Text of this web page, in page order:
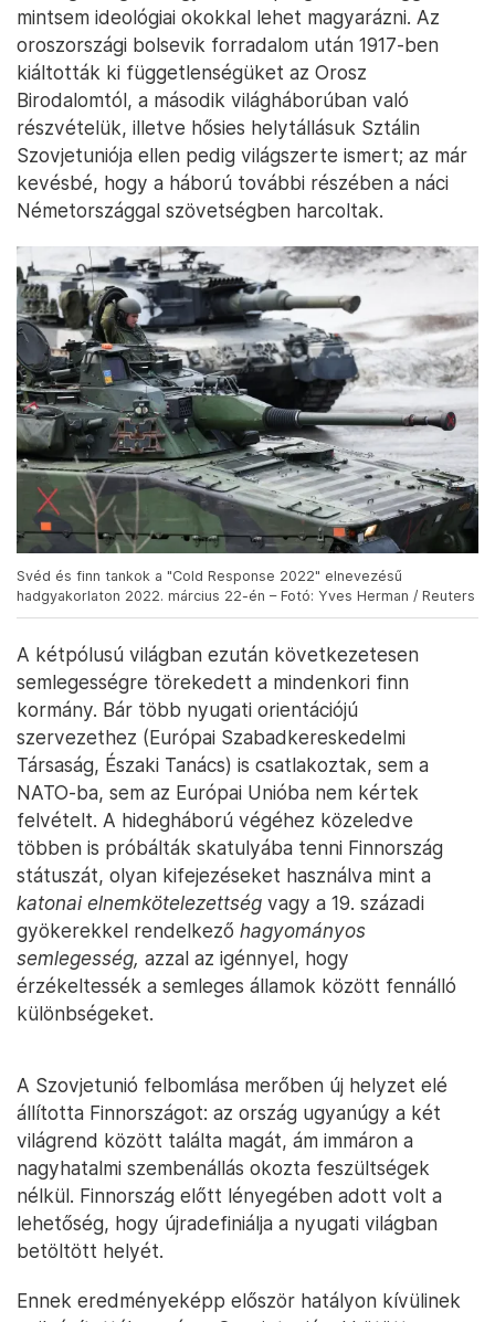
mintsem ideológiai okokkal lehet magyarázni. Az
oroszországi bolsevik forradalom után 1917-ben
kiáltották ki függetlenségüket az Orosz
Birodalomtól, a második világháborúban való
részvételük, illetve hősies helytállásuk Sztálin
Szovjetuniója ellen pedig világszerte ismert; az már
kevésbé, hogy a háború további részében a náci
Németországgal szövetségben harcoltak.
Svéd és finn tankok a "Cold Response 2022" elnevezésű
hadgyakorlaton 2022. március 22-én – Fotó: Yves Herman / Reuters
A kétpólusú világban ezután következetesen
semlegességre törekedett a mindenkori finn
kormány. Bár több nyugati orientációjú
szervezethez (Európai Szabadkereskedelmi
Társaság, Északi Tanács) is csatlakoztak, sem a
NATO-ba, sem az Európai Unióba nem kértek
felvételt. A hidegháború végéhez közeledve
többen is próbálták skatulyába tenni Finnország
státuszát, olyan kifejezéseket használva mint a
katonai elnemkötelezettség vagy a 19. századi
gyökerekkel rendelkező hagyományos
semlegesség, azzal az igénnyel, hogy
érzékeltessék a semleges államok között fennálló
különbségeket.
A Szovjetunió felbomlása merőben új helyzet elé
állította Finnországot: az ország ugyanúgy a két
világrend között találta magát, ám immáron a
nagyhatalmi szembenállás okozta feszültségek
nélkül. Finnország előtt lényegében adott volt a
lehetőség, hogy újradefiniálja a nyugati világban
betöltött helyét.
Ennek eredményeképp először hatályon kívülinek